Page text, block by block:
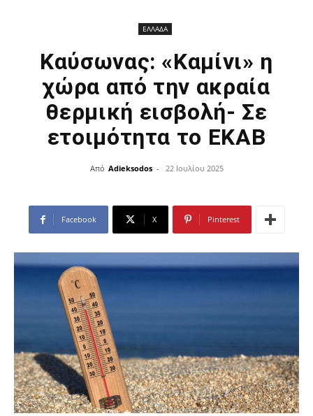
ΕΛΛΑΔΑ
Καύσωνας: «Καμίνι» η
χώρα από την ακραία
θερμική εισβολή- Σε
ετοιμότητα το ΕΚΑΒ
Από Adieksodos - 22 Ιουλίου 2025
Facebook X Pinterest